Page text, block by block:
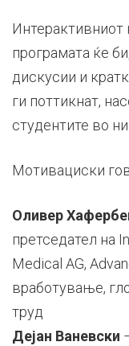
Интерактивниот
програмата ќе
дискусии и
ги поттикнат,
студентите во
Мотивациски
Оливер
претседател на
Medical AG,
вработување,
труд
Дејан Ваневски